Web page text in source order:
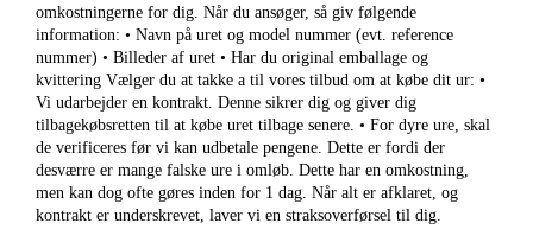
omkostningerne for dig. Når du ansøger, så giv følgende
information: • Navn på uret og model nummer (evt. reference
nummer) • Billeder af uret • Har du original emballage og
kvittering Vælger du at takke a til vores tilbud om at købe dit ur: •
Vi udarbejder en kontrakt. Denne sikrer dig og giver dig
tilbagekøbsretten til at købe uret tilbage senere. • For dyre ure, skal
de verificeres før vi kan udbetale pengene. Dette er fordi der
desværre er mange falske ure i omløb. Dette har en omkostning,
men kan dog ofte gøres inden for 1 dag. Når alt er afklaret, og
kontrakt er underskrevet, laver vi en straksoverførsel til dig.